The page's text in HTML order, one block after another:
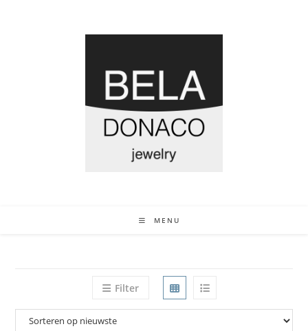
MENU
Filter